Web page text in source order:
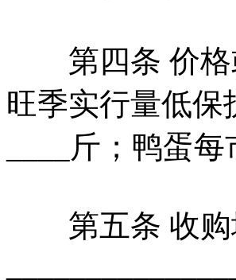
第四条 价格
旺季实行量低保
____斤；鸭蛋
第五条 收购